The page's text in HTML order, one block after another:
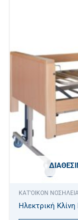
ΚΑΤ'ΟΙΚΟΝ
Ηλεκτρική